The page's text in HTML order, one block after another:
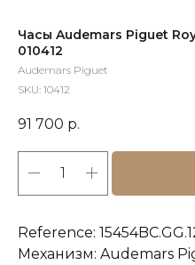
Часы Audemars Piguet
010412
Audemars Piguet
SKU: 10412
91 700 р.
Reference:
Механизм: Audemars